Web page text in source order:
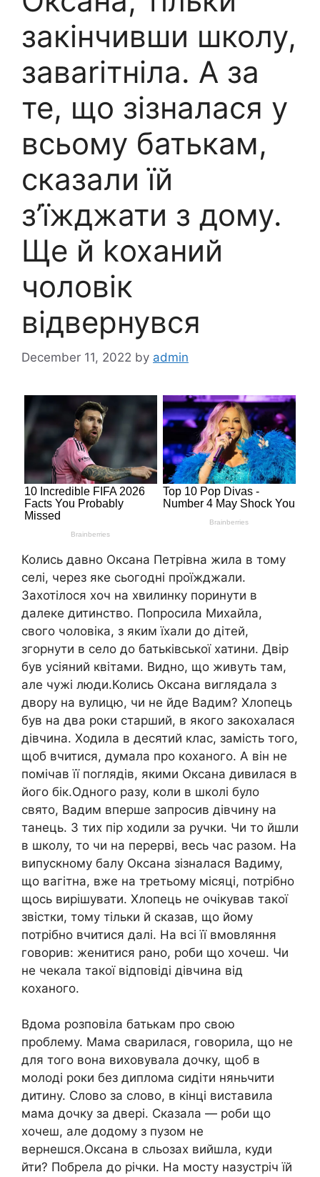
закінчивши школу,
заваrітніла. А за
те, що зізналася у
всьому батькам,
сказали їй
з’їжджати з дому.
Ще й kоханий
чоловік
відвернувся
December 11, 2022 by admin
Колись давно Оксана Петрівна жила в тому
селі, через яке сьогодні проїжджали.
Захотілося хоч на хвилинку поринути в
далеке дитинство. Попросила Михайла,
свого чоловіка, з яким їхали до дітей,
згорнути в село до батьківської хатини. Двір
був усіяний квітами. Видно, що живуть там,
але чужі люди.Колись Оксана виглядала з
двору на вулицю, чи не йде Вадим? Хлопець
був на два роки старший, в якого закохалася
дівчина. Ходила в десятий клас, замість того,
щоб вчитися, думала про коханого. А він не
помічав її поглядів, якими Оксана дивилася в
його бік.Одного разу, коли в школі було
свято, Вадим вперше запросив дівчину на
танець. З тих пір ходили за ручки. Чи то йшли
в школу, то чи на перерві, весь час разом. На
випускному балу Оксана зізналася Вадиму,
що вагітна, вже на третьому місяці, потрібно
щось вирішувати. Хлопець не очікував такої
звістки, тому тільки й сказав, що йому
потрібно вчитися далі. На всі її вмовляння
говорив: женитися рано, роби що хочеш. Чи
не чекала такої відповіді дівчина від
коханого.
Вдома розповіла батькам про свою
проблему. Мама сварилася, говорила, що не
для того вона виховувала дочку, щоб в
молоді роки без диплома сидіти няньчити
дитину. Слово за слово, в кінці виставила
мама дочку за двері. Сказала — роби що
хочеш, але додому з пузом не
вернешся.Оксана в сльозах вийшла, куди
йти? Побрела до річки. На мосту назустріч їй